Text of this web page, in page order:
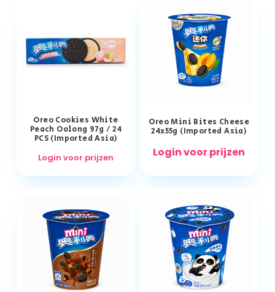
Oreo Cookies White
Peach Oolong 97g / 24
PCS (Imported Asia)
Login voor prijzen
Oreo Mini Bites Cheese
24x55g (Imported Asia)
Login voor prijzen